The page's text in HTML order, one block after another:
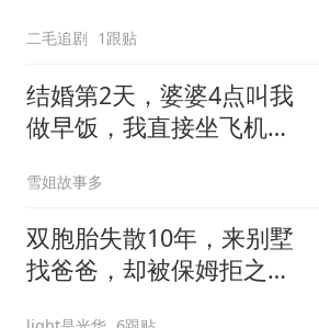
二毛追剧 1跟贴
结婚第2天，婆婆4点叫我
做早饭，我直接坐飞机回
雪姐故事多
双胞胎失散10年，来别墅
找爸爸，却被保姆拒之门